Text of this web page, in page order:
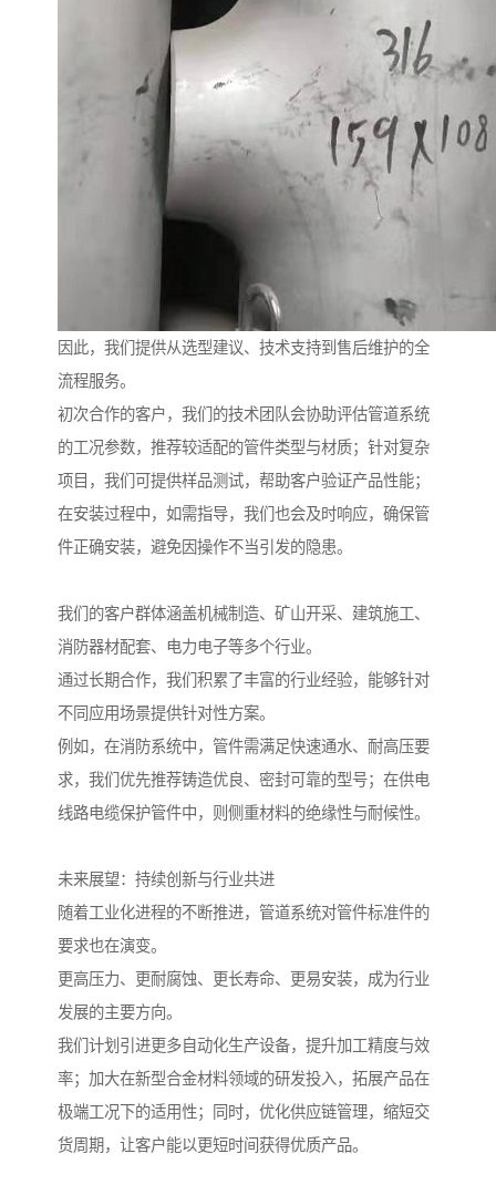
因此，我们提供从选型建议、技术支持到售后维护的全
流程服务。
初次合作的客户，我们的技术团队会协助评估管道系统
的工况参数，推荐较适配的管件类型与材质；针对复杂
项目，我们可提供样品测试，帮助客户验证产品性能；
在安装过程中，如需指导，我们也会及时响应，确保管
件正确安装，避免因操作不当引发的隐患。
我们的客户群体涵盖机械制造、矿山开采、建筑施工、
消防器材配套、电力电子等多个行业。
通过长期合作，我们积累了丰富的行业经验，能够针对
不同应用场景提供针对性方案。
例如，在消防系统中，管件需满足快速通水、耐高压要
求，我们优先推荐铸造优良、密封可靠的型号；在供电
线路电缆保护管件中，则侧重材料的绝缘性与耐候性。
未来展望：持续创新与行业共进
随着工业化进程的不断推进，管道系统对管件标准件的
要求也在演变。
更高压力、更耐腐蚀、更长寿命、更易安装，成为行业
发展的主要方向。
我们计划引进更多自动化生产设备，提升加工精度与效
率；加大在新型合金材料领域的研发投入，拓展产品在
极端工况下的适用性；同时，优化供应链管理，缩短交
货周期，让客户能以更短时间获得优质产品。